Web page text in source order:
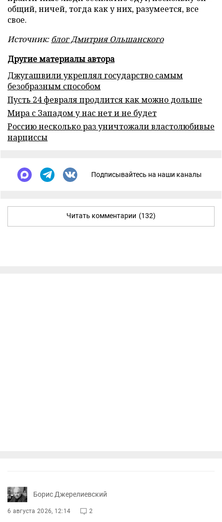
общий, ничей, тогда как у них, разумеется, все
свое.
Источник:блог Дмитрия Ольшанского
Другие материалы автора
Джугашвили укреплял государство самым
безобразным способом
Пусть 24 февраля продлится как можно дольше
Мира с Западом у нас нет и не будет
Россию несколько раз уничтожали властолюбивые
нарциссы
Подписывайтесь на наши каналы
Читать комментарии (132)
Борис Джерелиевский
6 августа 2026, 12:14 2